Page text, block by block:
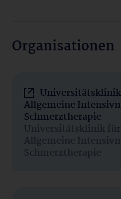
Organisationen
Allgemeine
Schmerztherapie
Universitätsklinik für
Allgemeine
Schmerztherapie